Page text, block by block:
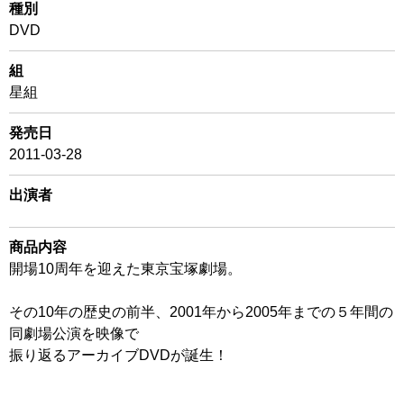
種別
DVD
組
星組
発売日
2011-03-28
出演者
商品内容
開場10周年を迎えた東京宝塚劇場。
その10年の歴史の前半、2001年から2005年までの５年間の
同劇場公演を映像で
振り返るアーカイブDVDが誕生！